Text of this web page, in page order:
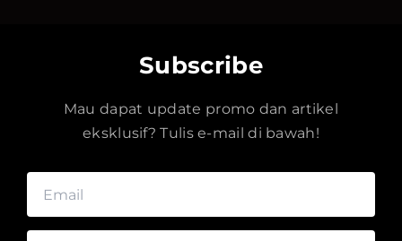
Subscribe
Mau dapat update promo dan artikel
eksklusif? Tulis e-mail di bawah!